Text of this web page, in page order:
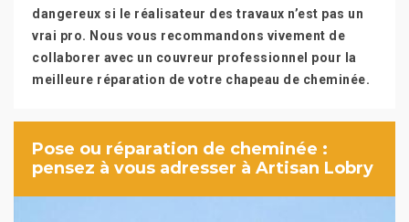
dangereux si le réalisateur des travaux n’est pas un
vrai pro. Nous vous recommandons vivement de
collaborer avec un couvreur professionnel pour la
meilleure réparation de votre chapeau de cheminée.
Pose ou réparation de cheminée :
pensez à vous adresser à Artisan Lobry